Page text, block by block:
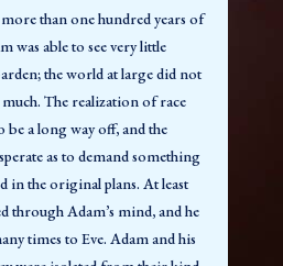
encontraram-se numa esfera
para a proclamação da
mundo tateando em abjeta
com uma confusão
da missão da administração
moral estavam num nível baixo
de efetivar a unidade
começar de novo o trabalho
than one hundred years of
was able to see very little
the world at large did not
The realization of race
be a long way off, and the
as to demand something
in the original plans. At least
through Adam’s mind, and he
times to Eve. Adam and his